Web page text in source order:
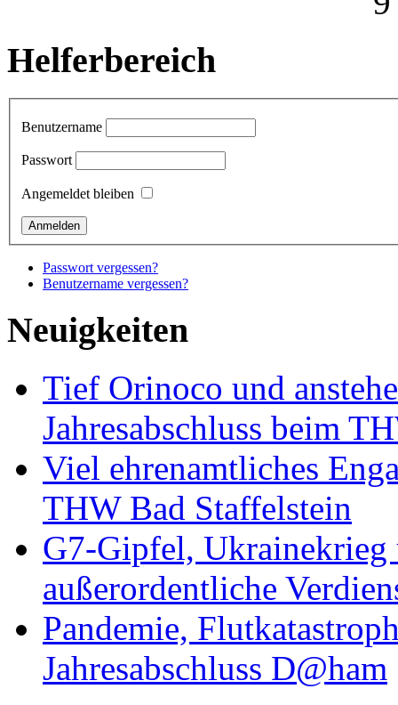
Helferbereich
Benutzername
Passwort
Angemeldet bleiben
Passwort vergessen?
Benutzername vergessen?
Neuigkeiten
Tief Orinoco und
Jahresabschluss beim
Viel ehrenamtliches
THW Bad Staffelstein
G7-Gipfel, Ukrainekrieg
außerordentliche
Pandemie,
Jahresabschluss D@ham